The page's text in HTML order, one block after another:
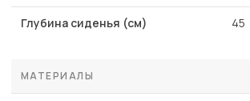
Глубина сиденья (см) 45
МАТЕРИАЛЫ